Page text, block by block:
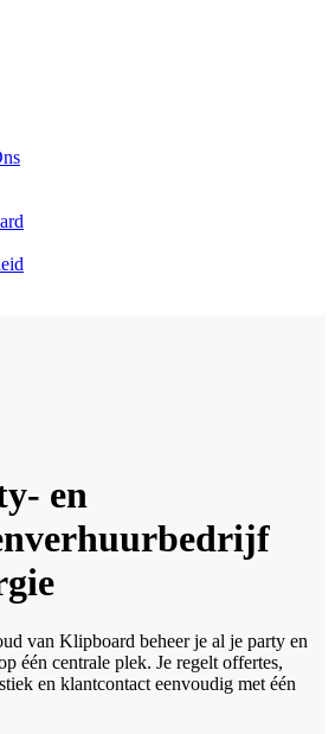
en
van Klipboard beheer je al je party en
één centrale plek. Je regelt offertes,
en klantcontact eenvoudig met één